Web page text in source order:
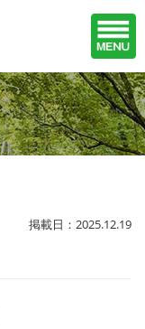
掲載日：2025.12.19